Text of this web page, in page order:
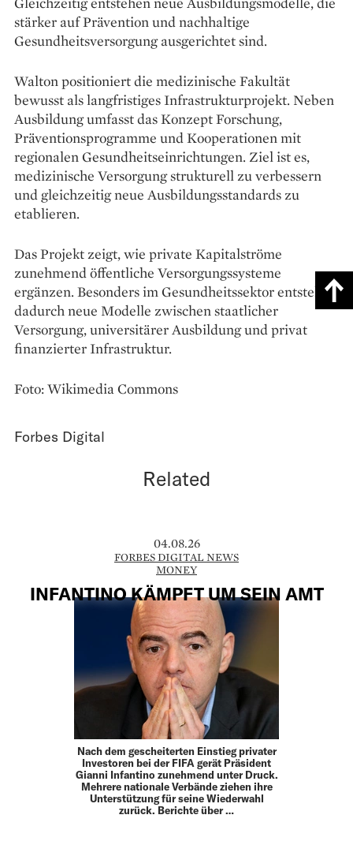
stärker auf Prävention und nachhaltige
Gesundheitsversorgung ausgerichtet sind.
Walton positioniert die medizinische Fakultät
bewusst als langfristiges Infrastrukturprojekt. Neben
Ausbildung umfasst das Konzept Forschung,
Präventionsprogramme und Kooperationen mit
regionalen Gesundheitseinrichtungen. Ziel ist es,
medizinische Versorgung strukturell zu verbessern
und gleichzeitig neue Ausbildungsstandards zu
etablieren.
Das Projekt zeigt, wie private Kapitalströme
zunehmend öffentliche Versorgungssysteme
ergänzen. Besonders im Gesundheitssektor entstehen
dadurch neue Modelle zwischen staatlicher
Versorgung, universitärer Ausbildung und privat
finanzierter Infrastruktur.
Foto: Wikimedia Commons
Forbes Digital
Related
04.08.26
FORBES DIGITAL NEWS
MONEY
INFANTINO KÄMPFT UM SEIN AMT
Nach dem gescheiterten Einstieg privater
Investoren bei der FIFA gerät Präsident
Gianni Infantino zunehmend unter Druck.
Mehrere nationale Verbände ziehen ihre
Unterstützung für seine Wiederwahl
zurück. Berichte über …